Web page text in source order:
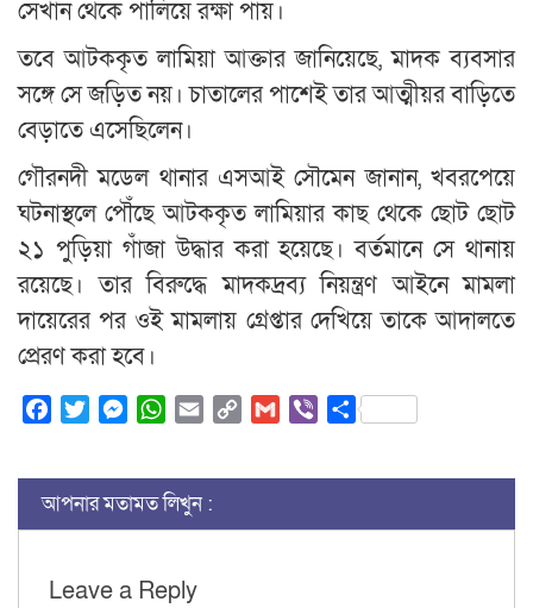
সেখান থেকে পালিয়ে রক্ষা পায়।
তবে আটককৃত লামিয়া আক্তার জানিয়েছে, মাদক ব্যবসার
সঙ্গে সে জড়িত নয়। চাতালের পাশেই তার আত্মীয়র বাড়িতে
বেড়াতে এসেছিলেন।
গৌরনদী মডেল থানার এসআই সৌমেন জানান, খবরপেয়ে
ঘটনাস্থলে পৌঁছে আটককৃত লামিয়ার কাছ থেকে ছোট ছোট
২১ পুড়িয়া গাঁজা উদ্ধার করা হয়েছে। বর্তমানে সে থানায়
রয়েছে। তার বিরুদ্ধে মাদকদ্রব্য নিয়ন্ত্রণ আইনে মামলা
দায়েরের পর ওই মামলায় গ্রেপ্তার দেখিয়ে তাকে আদালতে
প্রেরণ করা হবে।
FacebookTwitterMessenger
WhatsApp
Email Copy
Gmail ViberShare
আপনার মতামত লিখুন :
Leave a Reply